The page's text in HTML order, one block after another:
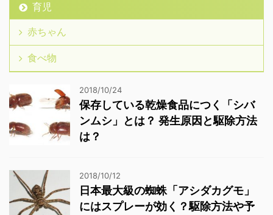
育児
赤ちゃん
食べ物
2018/10/24
保存している乾燥食品につく「シバ
ンムシ」とは？ 発生原因と駆除方法
は？
2018/10/12
日本最大級の蜘蛛「アシダカグモ」
にはスプレーが効く？駆除方法や予